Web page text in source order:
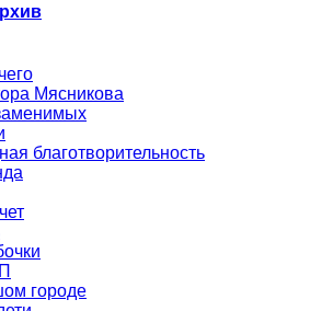
Мясникова
благотворительность
городе